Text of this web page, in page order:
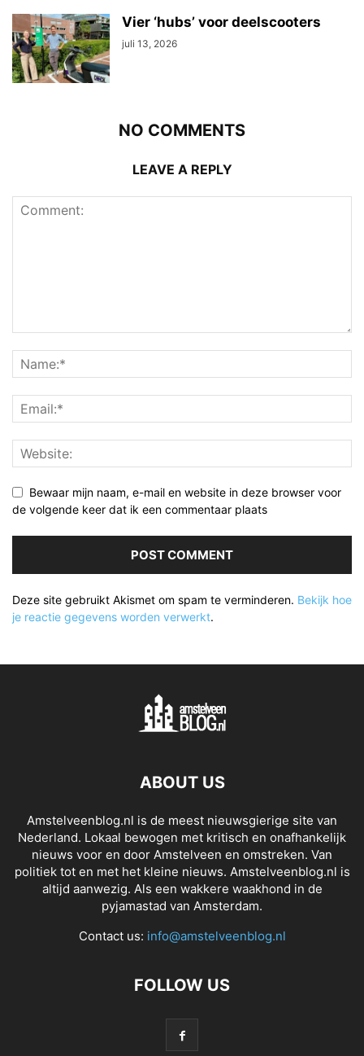
Vier ‘hubs’ voor deelscooters
juli 13, 2026
NO COMMENTS
LEAVE A REPLY
Bewaar mijn naam, e-mail en website in deze browser voor
de volgende keer dat ik een commentaar plaats
Deze site gebruikt Akismet om spam te verminderen. Bekijk hoe
je reactie gegevens worden verwerkt.
ABOUT US
Amstelveenblog.nl is de meest nieuwsgierige site van
Nederland. Lokaal bewogen met kritisch en onafhankelijk
nieuws voor en door Amstelveen en omstreken. Van
politiek tot en met het kleine nieuws. Amstelveenblog.nl is
altijd aanwezig. Als een wakkere waakhond in de
pyjamastad van Amsterdam.
Contact us: info@amstelveenblog.nl
FOLLOW US